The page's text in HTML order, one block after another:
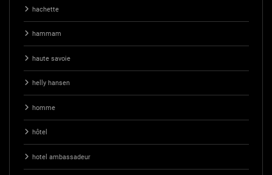
hachette
hammam
haute savoie
helly hansen
homme
hôtel
hotel ambassadeur